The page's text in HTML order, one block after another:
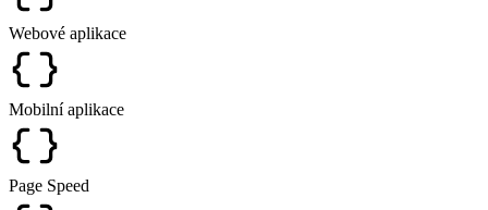
Webové aplikace
Mobilní aplikace
Page Speed